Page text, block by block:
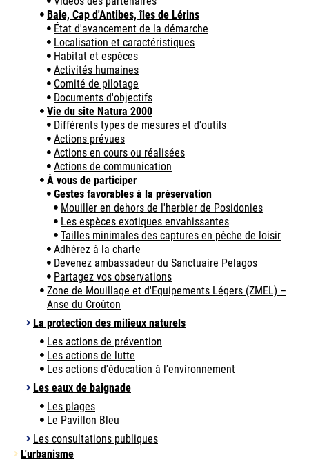
Baie, Cap d'Antibes, îles de Lérins
État d'avancement de la démarche
Localisation et caractéristiques
Habitat et espèces
Activités humaines
Comité de pilotage
Documents d'objectifs
Vie du site Natura 2000
Différents types de mesures et d'outils
Actions prévues
Actions en cours ou réalisées
Actions de communication
À vous de participer
Gestes favorables à la préservation
Mouiller en dehors de l'herbier de Posidonies
Les espèces exotiques envahissantes
Tailles minimales des captures en pêche de loisir
Adhérez à la charte
Devenez ambassadeur du Sanctuaire Pelagos
Partagez vos observations
Zone de Mouillage et d'Equipements Légers (ZMEL) –
Anse du Croûton
La protection des milieux naturels
Les actions de prévention
Les actions de lutte
Les actions d'éducation à l'environnement
Les eaux de baignade
Les plages
Le Pavillon Bleu
Les consultations publiques
L'urbanisme